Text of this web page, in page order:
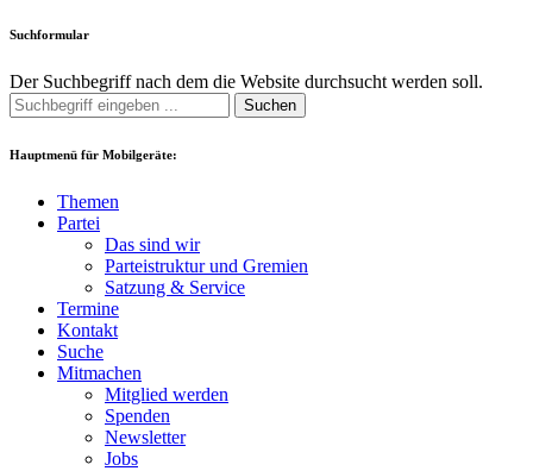
Suchformular
Der Suchbegriff nach dem die Website durchsucht werden soll.
Suchen
Hauptmenü für Mobilgeräte:
Themen
Partei
Das sind wir
Parteistruktur und Gremien
Satzung & Service
Termine
Kontakt
Suche
Mitmachen
Mitglied werden
Spenden
Newsletter
Jobs